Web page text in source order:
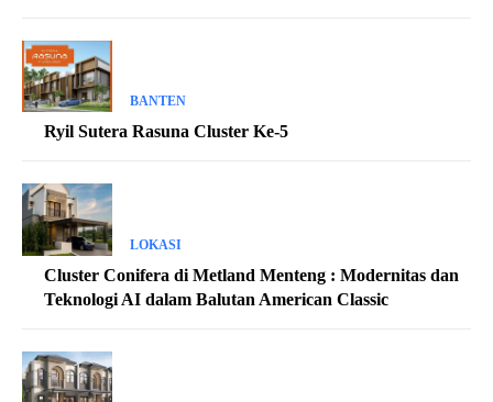
BANTEN
Ryil Sutera Rasuna Cluster Ke-5
LOKASI
Cluster Conifera di Metland Menteng : Modernitas dan
Teknologi AI dalam Balutan American Classic